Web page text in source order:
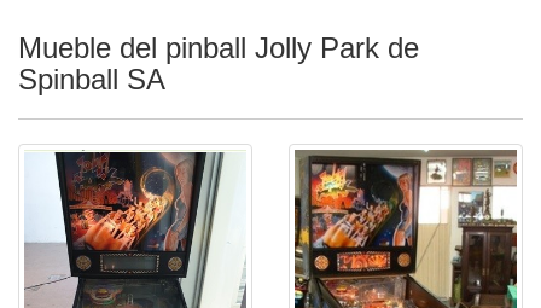
Mueble del pinball Jolly Park de
Spinball SA